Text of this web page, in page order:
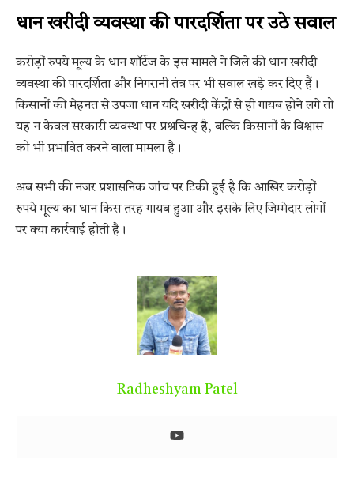
धान खरीदी व्यवस्था की पारदर्शिता पर उठे सवाल
करोड़ों रुपये मूल्य के धान शॉर्टेज के इस मामले ने जिले की धान खरीदी
व्यवस्था की पारदर्शिता और निगरानी तंत्र पर भी सवाल खड़े कर दिए हैं।
किसानों की मेहनत से उपजा धान यदि खरीदी केंद्रों से ही गायब होने लगे तो
यह न केवल सरकारी व्यवस्था पर प्रश्नचिन्ह है, बल्कि किसानों के विश्वास
को भी प्रभावित करने वाला मामला है।
अब सभी की नजर प्रशासनिक जांच पर टिकी हुई है कि आखिर करोड़ों
रुपये मूल्य का धान किस तरह गायब हुआ और इसके लिए जिम्मेदार लोगों
पर क्या कार्रवाई होती है।
Radheshyam Patel